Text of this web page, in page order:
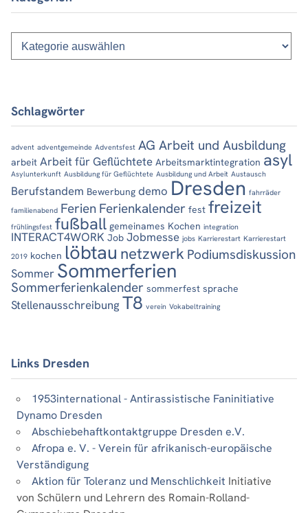
Kategorien
Schlagwörter
advent adventgemeinde Adventsfest AG Arbeit und Ausbildung
arbeit Arbeit für Geflüchtete Arbeitsmarktintegration asyl
Asylunterkunft Ausbildung für Geflüchtete Ausbildung und Arbeit Austausch
Berufstandem Bewerbung demo Dresden fahrräder
familienabend Ferien Ferienkalender fest freizeit
frühlingsfest fußball gemeinames Kochen integration
INTERACT4WORK Job Jobmesse jobs Karrierestart Karrierestart
2019 kochen löbtau netzwerk Podiumsdiskussion
Sommer Sommerferien
Sommerferienkalender sommerfest sprache
Stellenausschreibung T8 verein Vokabeltraining
Links Dresden
1953international - Antirassistische Faninitiative
Dynamo Dresden
Abschiebehaftkontaktgruppe Dresden e.V.
Afropa e. V. - Verein für afrikanisch-europäische
Verständigung
Aktion für Toleranz und Menschlichkeit Initiative
von Schülern und Lehrern des Romain-Rolland-